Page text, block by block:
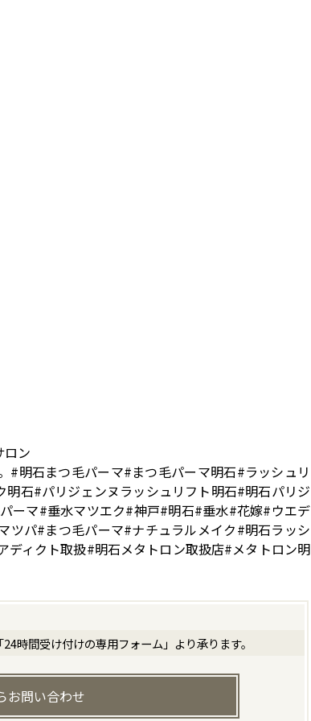
ロン
#明石まつ毛パーマ#まつ毛パーマ明石#ラッシュリ
石#パリジェンヌラッシュリフト明石#明石パリジ
ーマ#垂水マツエク#神戸#明石#垂水#花嫁#ウエデ
ツパ#まつ毛パーマ#ナチュラルメイク#明石ラッシ
ディクト取扱#明石メタトロン取扱店#メタトロン明
時間受け付けの専用フォーム」より承ります。
お問い合わせ